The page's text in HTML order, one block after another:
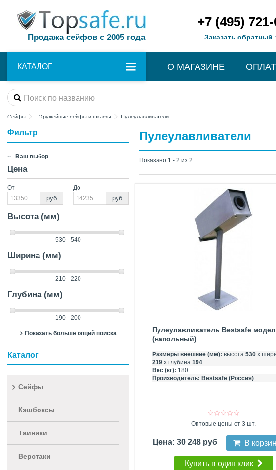
Продажа сейфов с 2005 года
+7 (495)
Заказать обратный
КАТАЛОГ О МАГАЗИНЕ
Сейфы Оружейные сейфы и шкафы Пулеулавливатели
Пулеулавливатели
Показано 1 - 2 из 2
Пулеулавливатель Bestsafe
(напольный)
Размеры внешние (мм): высота 530х
219х глубина 194
Вес (кг): 180
Производитель: Bestsafe (Россия)
Оптовые цены от 3 шт.
Цена: 30 248 руб В
Купить в один клик
Фильтр
Ваш выбор
Цена
От
руб
До
руб
Высота (мм)
530 - 540
Ширина (мм)
210 - 220
Глубина (мм)
190 - 200
Показать больше опций поиска
Каталог
Сейфы
Кэшбоксы
Тайники
Верстаки